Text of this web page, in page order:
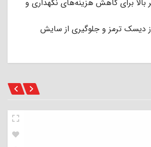
بالا برای کاهش هزینه‌های نگهداری و
دیسک ترمز و جلوگیری از سایش